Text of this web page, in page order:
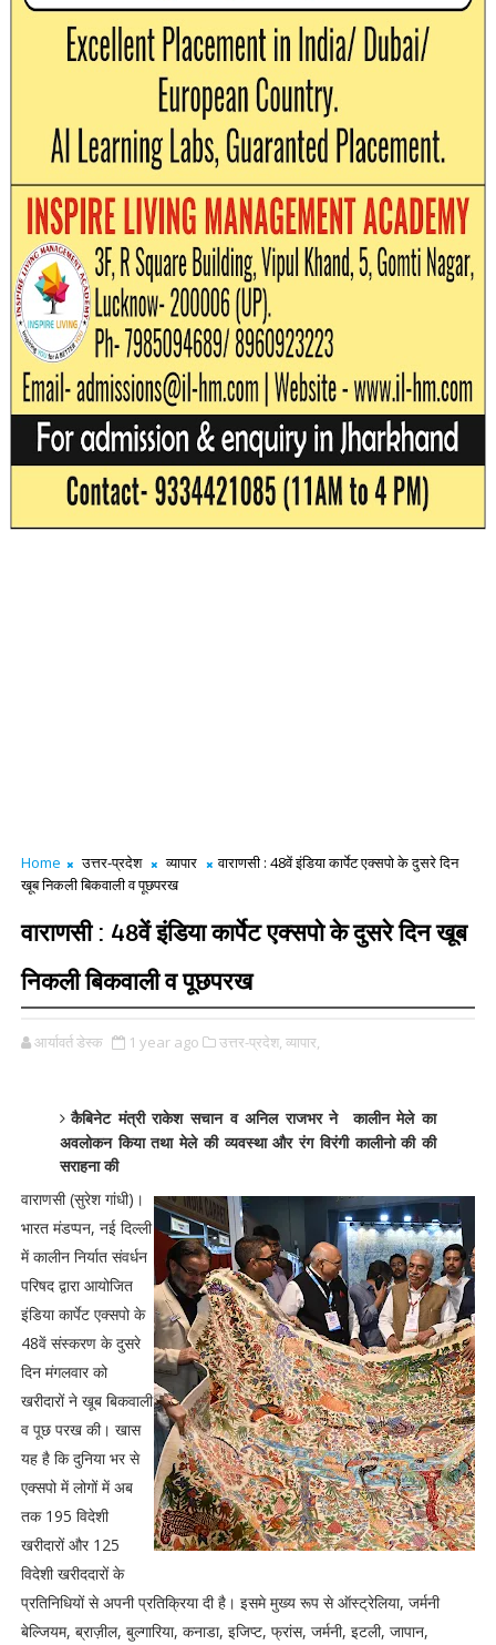
Home उत्तर-प्रदेश व्यापार
वाराणसी : 48वें इंडिया कार्पेट एक्सपो के दुसरे दिन
खूब निकली बिकवाली व पूछपरख
वाराणसी : 48वें इंडिया कार्पेट एक्सपो के दुसरे दिन खूब
निकली बिकवाली व पूछपरख
आर्यावर्त डेस्क 1 year ago उत्तर-प्रदेश, व्यापार,
कैबिनेट मंत्री राकेश सचान व अनिल राजभर ने कालीन मेले का
अवलोकन किया तथा मेले की व्यवस्था और रंग विरंगी कालीनो की की
सराहना की
वाराणसी (सुरेश गांधी)।
भारत मंडप्पन, नई दिल्ली
में कालीन निर्यात संवर्धन
परिषद द्वारा आयोजित
इंडिया कार्पेट एक्सपो के
48वें संस्करण के दुसरे
दिन मंगलवार को
खरीदारों ने खूब बिकवाली
व पूछ परख की। खास
यह है कि दुनिया भर से
एक्सपो में लोगों में अब
तक 195 विदेशी
खरीदारों और 125
विदेशी खरीददारों के
प्रतिनिधियों से अपनी प्रतिक्रिया दी है। इसमे मुख्य रूप से ऑस्ट्रेलिया, जर्मनी
बेल्जियम, ब्राज़ील, बुल्गारिया, कनाडा, इजिप्ट, फ्रांस, जर्मनी, इटली, जापान,